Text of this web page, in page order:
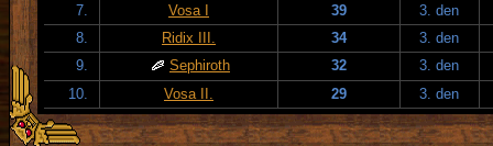
7.
Vosa I 39
3. den
8.
Ridix III. 34
3. den
9.
Sephiroth 32
3. den
10.
Vosa II. 29 3. den